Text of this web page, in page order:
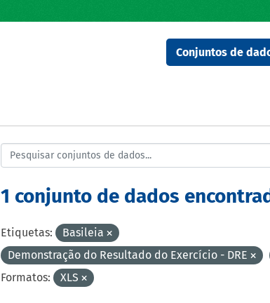
Conjuntos de
1 conjunto de dados
Etiquetas:
Basileia
Demonstração do Resultado do Exercício - DRE
Formatos:
XLS